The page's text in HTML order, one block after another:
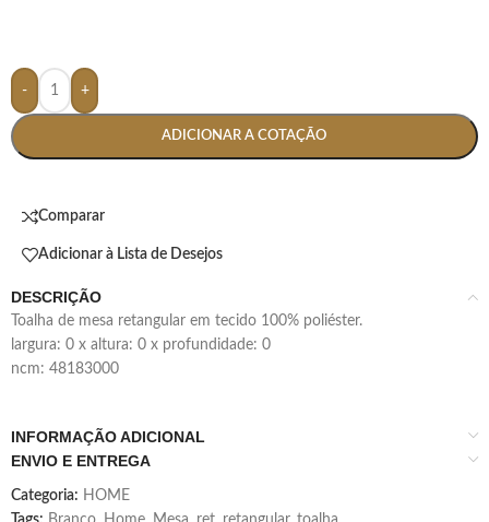
- +
ADICIONAR A COTAÇÃO
Comparar
Adicionar à Lista de Desejos
DESCRIÇÃO
toalha de mesa retangular em tecido 100% poliéster.
largura: 0 x altura: 0 x profundidade: 0
ncm: 48183000
INFORMAÇÃO ADICIONAL
ENVIO E ENTREGA
Categoria: HOME